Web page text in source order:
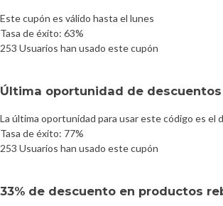
Este cupón es válido hasta el lunes
Tasa de éxito: 63%
253 Usuarios han usado este cupón
Última oportunidad de
La última oportunidad para usar este código es el
Tasa de éxito: 77%
253 Usuarios han usado este cupón
33% de descuento en productos